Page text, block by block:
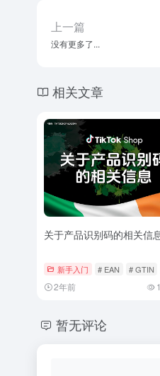
上一篇
没有更多了...
相关文章
关于产品识别码的相关信
新手入门 # EAN # GTIN
2年前
暂无评论